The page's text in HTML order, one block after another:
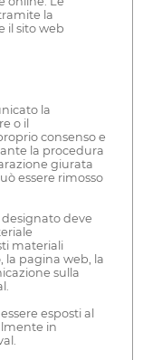
la
il sito web
la
o il
consenso e
la procedura
giurata
essere rimosso
deve
materiali
la pagina web, la
sulla
esposti al
in